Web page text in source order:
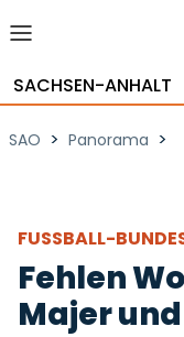
SACHSEN-ANHALT
SAO > Panorama >
FUSSBALL-
Fehlen
Majer